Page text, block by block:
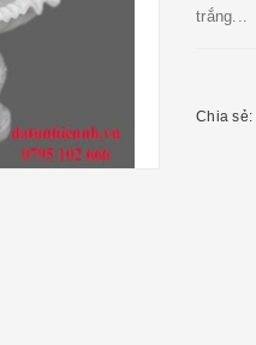
trắng...
Chia sẻ: